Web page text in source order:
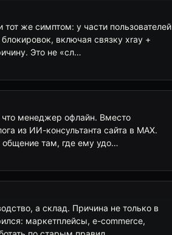
же симптом: у части пользователей
включая связку xray +
Это не «сл…
что менеджер офлайн. Вместо
из ИИ-консультанта сайта в MAX.
общение там, где ему удо…
а склад. Причина не только в
маркетплейсы, e-commerce,